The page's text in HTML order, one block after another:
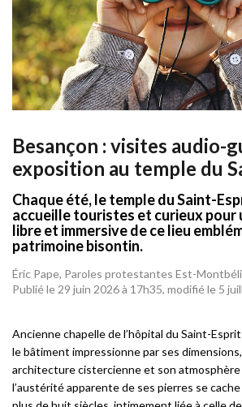
Besançon : visites audio-
exposition au temple du
Chaque été, le temple du Saint-
accueille touristes et curieux pour
libre et immersive de ce lieu
patrimoine bisontin.
Éric Pape, Paroles protestantes Est-
Publié le 29 juin 2026 à 17h35, modifié le 5
Ancienne chapelle de l’hôpital du Saint-
le bâtiment impressionne par ses
architecture cistercienne et son atmosphère
l’austérité apparente de ses pierres se